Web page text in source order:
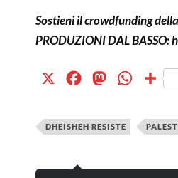
Sostieni il crowdfunding
PRODUZIONI DAL
FacebookMastodon
DHEISHEH RESISTE